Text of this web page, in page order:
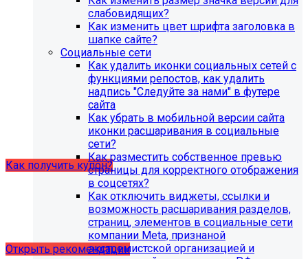
В связи с новыми требованиями Приказа 1493
Рособнадзора нами были внесены изменения в
поставку готовых решений для образовательных
Теперь в сборку готовых решений для образовательных
организаций входит модуль SIMAI-SF4: Сведения об
образовательной организации (simai.sveden). Для
корректной работы модуля необходимо активировать
Как получить купон?
Что делать, если на хостинге не
хватает места?
Открыть рекомендации
слабовидящих?
Как изменить цвет шрифта заголовка в
шапке сайте?
Социальные сети
Как удалить иконки социальных сетей с
функциями репостов, как удалить
надпись "Следуйте за нами" в футере
сайта
Как убрать в мобильной версии сайта
иконки расшаривания в социальные
сети?
Как разместить собственное превью
страницы для корректного отображения
в соцсетях?
Как отключить виджеты, ссылки и
возможность расшаривания разделов,
страниц, элементов в социальные сети
компании Meta, признаной
экстремистской организацией и